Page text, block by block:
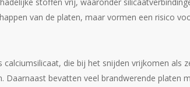
van de platen, maar vormen een risico
calciumsilicaat, die bij het snijden vrijkomen als
bevatten veel brandwerende platen